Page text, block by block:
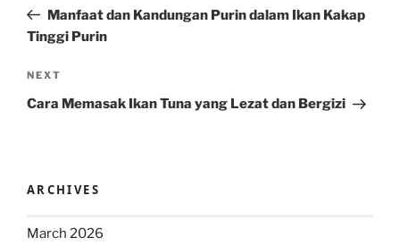
PostManfaat dan Kandungan Purin dalam Ikan Kakap
Tinggi Purin
Next
Post
NEXT
Cara Memasak Ikan Tuna yang Lezat dan Bergizi
ARCHIVES
March 2026